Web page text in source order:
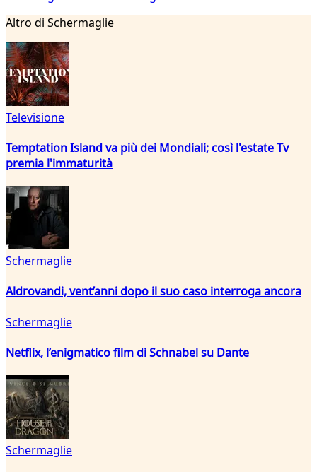
Altro di Schermaglie
Televisione
Temptation Island va più dei Mondiali; così l'estate Tv
premia l'immaturità
Schermaglie
Aldrovandi, vent’anni dopo il suo caso interroga ancora
Schermaglie
Netflix, l’enigmatico film di Schnabel su Dante
Schermaglie